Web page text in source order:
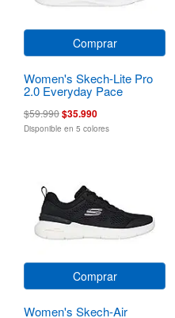
Comprar
Women's Skech-Lite Pro
2.0 Everyday Pace
$59.990$35.990
Disponible en 5 colores
Comprar
Women's Skech-Air